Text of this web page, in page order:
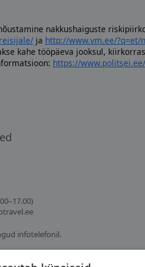
nakkushaiguste
ja http://www.vm.ee/?q=et/
kahe tööpäeva jooksul,
https://
infotelefonil.